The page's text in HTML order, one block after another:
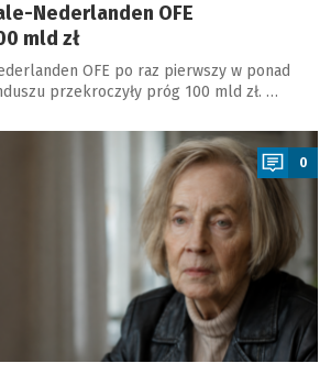
Nederlanden OFE
mld zł
OFE po raz pierwszy w ponad
przekroczyły próg 100 mld zł. …
0